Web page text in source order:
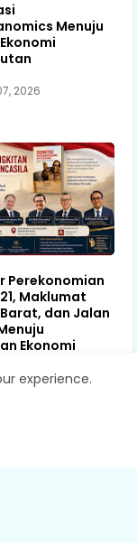
Menuju
2026
Perekonomian
Maklumat
dan Jalan
Ekonomi
2026
experience.